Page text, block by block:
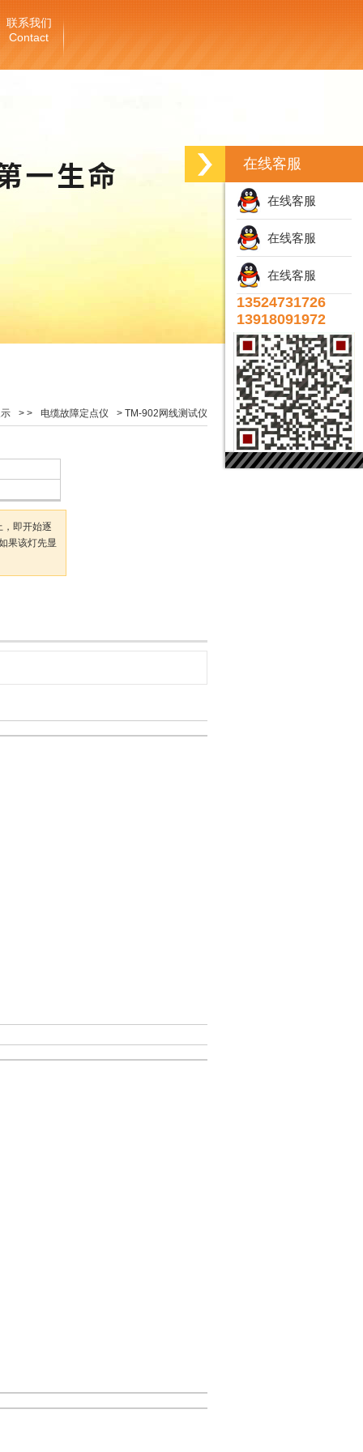
联系我们
Contact
> > 电缆故障定点仪 > TM-902网线测试仪
即开始逐
果该灯先显
在线客服
在线客服
在线客服
在线客服
13524731726
13918091972